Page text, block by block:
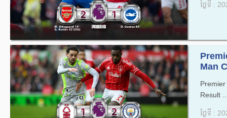
ថ្ងៃទី :
Man
Result
ថ្ងៃទី :